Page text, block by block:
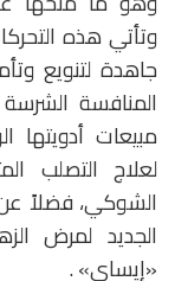
وتأتي هذه
جاهدة لتنويع
المنافسة الشرسة
مبيعات أدويتها
لعلاج التصلب
الشوكي، فضلاً عن
الجديد لمرض
«إيساي» .